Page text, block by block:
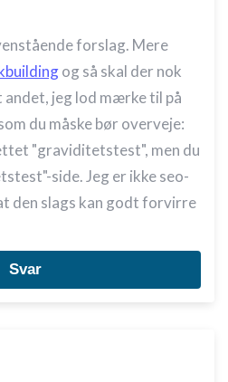
forslag. Mere
og så skal der nok
jeg lod mærke til på
du måske bør overveje:
"graviditetstest", men du
side. Jeg er ikke seo-
den slags kan godt forvirre
Svar